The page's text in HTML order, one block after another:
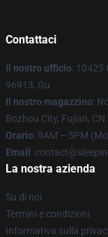
Contattaci
Il nostro ufficio: 10425
96913, Gu
Il nostro magazzino:
Bozhou City, Fujian, CN
Orario: 9AM – 5PM
Email :
La nostra azienda
Su di noi
Termini e condizioni
Informativa sulla